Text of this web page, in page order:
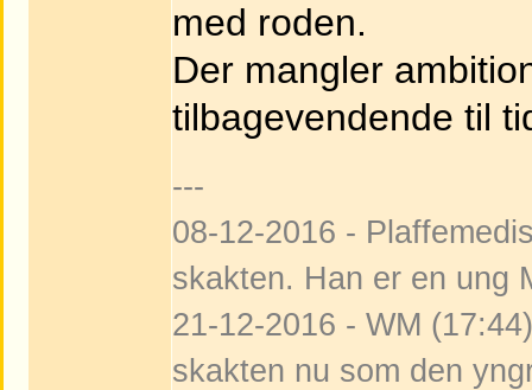
med roden.
Der mangler
tilbagevendende til
---
08-12-2016 -
skakten. Han er en ung
21-12-2016 - WM
skakten nu som den